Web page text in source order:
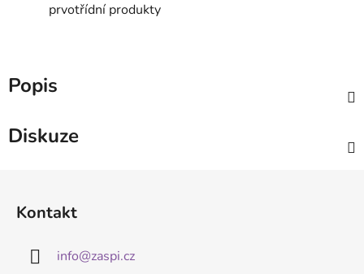
prvotřídní produkty
Popis
Diskuze
Kontakt
info@zaspi.cz